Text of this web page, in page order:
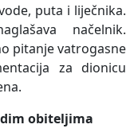
puta i liječnika.
načelnik.
pitanje vatrogasne
za dionicu
obiteljima